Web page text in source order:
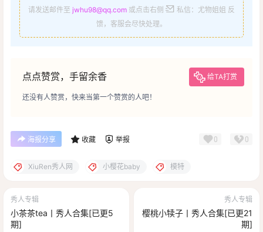
请发送邮件至 jwhu98@qq.com 或点击右侧
私信：尤物姐姐 反
馈，客服会尽快处理。
点点赞赏，手留余香 给TA打赏
还没有人赞赏，快来当第一个赞赏的人吧！
海报分享 收藏 举报 0 0
XiuRen秀人网 小樱花baby 模特
秀人专辑
小茶茶tea丨秀人合集[已更5
期]
秀人专辑
樱桃小犊子丨秀人合集[已更21
期]